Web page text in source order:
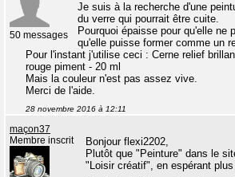
50 messages
Je suis à la recherche d'une
du verre qui pourrait être cuite.
Pourquoi épaisse pour qu'elle ne
qu'elle puisse former comme un
Pour l'instant j'utilise ceci : Cerne relief
rouge piment - 20 ml
Mais la couleur n'est pas assez vive.
Merci de l'aide.
28 novembre 2016 à 12:11
maçon37
Membre inscrit
Bonjour flexi2202,
Plutôt que "Peinture" dans le
"Loisir créatif", en espérant